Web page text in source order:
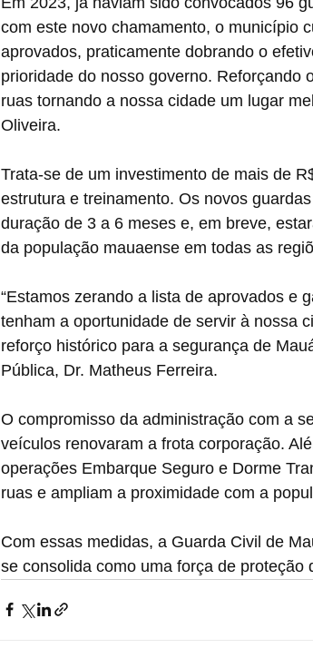
com este novo chamamento, o município
aprovados, praticamente dobrando o
prioridade do nosso governo. Reforçando
ruas tornando a nossa cidade um lugar
Oliveira.
Trata-se de um investimento de mais de
estrutura e treinamento. Os novos
duração de 3 a 6 meses e, em breve,
da população mauaense em todas as
“Estamos zerando a lista de aprovados e
tenham a oportunidade de servir à nossa
reforço histórico para a segurança de
Pública, Dr. Matheus Ferreira.
O compromisso da administração com a
veículos renovaram a frota corporação.
operações Embarque Seguro e Dorme
ruas e ampliam a proximidade com a
Com essas medidas, a Guarda Civil de
se consolida como uma força de